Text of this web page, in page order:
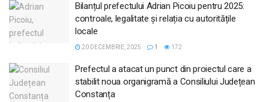
Bilanțul prefectului Adrian Picoiu pentru 2025:
controale, legalitate și relația cu autoritățile
locale
20 DECEMBRIE, 2025 1 172
Prefectul a atacat un punct din proiectul care a
stabilit noua organigramă a Consiliului Județean
Constanța